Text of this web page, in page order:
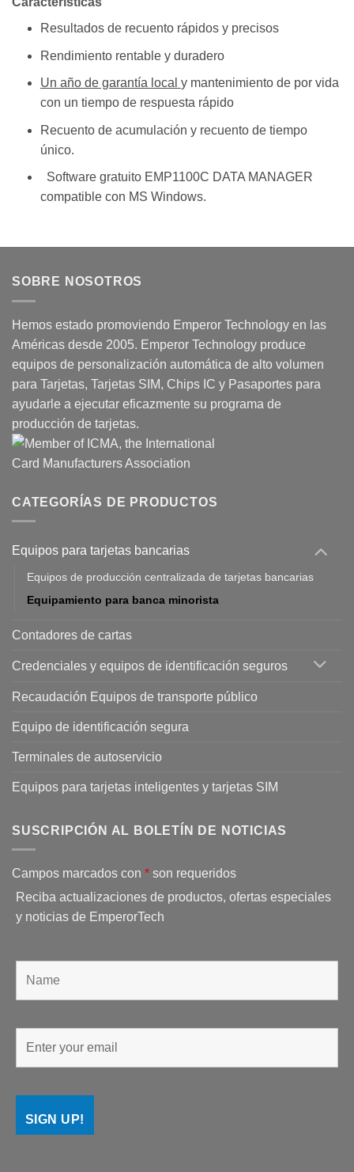
Resultados de recuento rápidos y precisos
Rendimiento rentable y duradero
Un año de garantía local y mantenimiento de por vida
con un tiempo de respuesta rápido
Recuento de acumulación y recuento de tiempo
único.
Software gratuito EMP1100C DATA MANAGER
compatible con MS Windows.
SOBRE NOSOTROS
Hemos estado promoviendo Emperor Technology en las
Américas desde 2005. Emperor Technology produce
equipos de personalización automática de alto volumen
para Tarjetas, Tarjetas SIM, Chips IC y Pasaportes para
ayudarle a ejecutar eficazmente su programa de
producción de tarjetas.
CATEGORÍAS DE PRODUCTOS
Equipos para tarjetas bancarias
Equipos de producción centralizada de tarjetas bancarias
Equipamiento para banca minorista
Contadores de cartas
Credenciales y equipos de identificación seguros
Recaudación Equipos de transporte público
Equipo de identificación segura
Terminales de autoservicio
Equipos para tarjetas inteligentes y tarjetas SIM
SUSCRIPCIÓN AL BOLETÍN DE NOTICIAS
Campos marcados con * son requeridos
Reciba actualizaciones de productos, ofertas especiales
y noticias de EmperorTech